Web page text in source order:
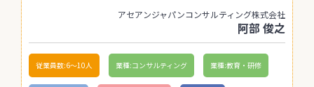
アセアンジャパンコンサルティング株式会社
阿部 俊之
従業員数:6～10人 業種:コンサルティング 業種:教育・研修